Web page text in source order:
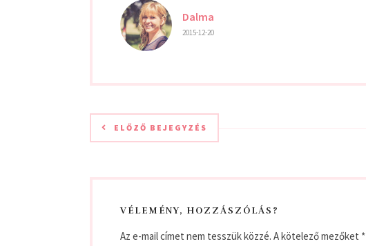
Dalma
2015-12-20
ELŐZŐ BEJEGYZÉS
VÉLEMÉNY, HOZZÁSZÓLÁS?
Az e-mail címet nem tesszük közzé. A kötelező mezőket *